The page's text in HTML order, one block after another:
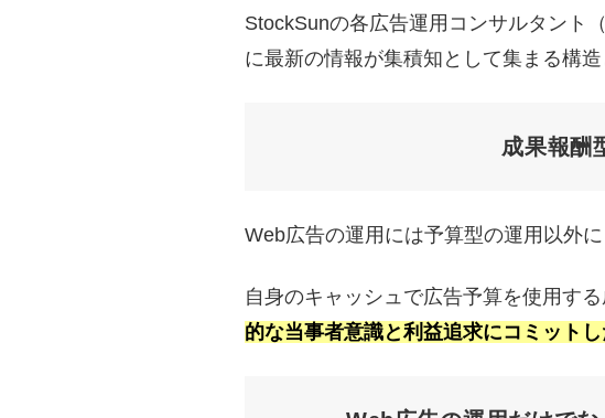
StockSunの各広告運用コンサルタント
に最新の情報が集積知として集まる構造
成果報酬
Web広告の運用には予算型の運用以外
自身のキャッシュで広告予算を使用す
的な当事者意識と利益追求にコミット